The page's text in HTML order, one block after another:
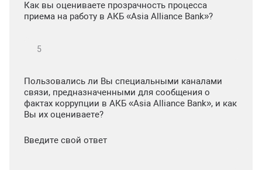
Как вы оцениваете прозрачность процесса
приема на работу в АКБ «Asia Alliance Bank»?
Пользовались ли Вы специальными каналами
связи, предназначенными для сообщения о
фактах коррупции в АКБ «Asia Alliance Bank», и как
Вы их оцениваете?
Введите свой ответ